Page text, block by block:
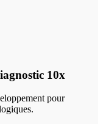
10x
pour